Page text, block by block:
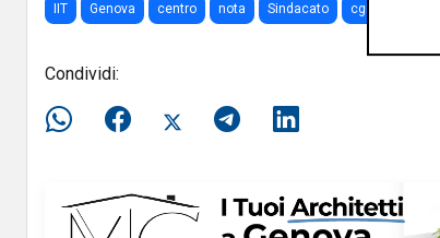
IIT Genova centro nota Sindacato cgil
Condividi: